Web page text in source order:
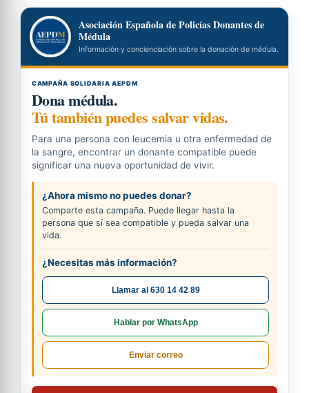
Asociación Española de Policías Donantes de
Médula
Información y concienciación sobre la donación de médula.
CAMPAÑA SOLIDARIA AEPDM
Dona médula.
Tú también puedes salvar vidas.
Para una persona con leucemia u otra enfermedad de
la sangre, encontrar un donante compatible puede
significar una nueva oportunidad de vivir.
¿Ahora mismo no puedes donar?
Comparte esta campaña. Puede llegar hasta la
persona que sí sea compatible y pueda salvar una
vida.
¿Necesitas más información?
Llamar al 630 14 42 89
Hablar por WhatsApp
Enviar correo